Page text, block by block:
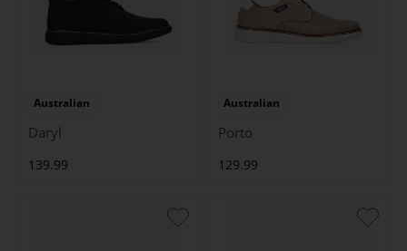
Australian
Daryl
139.99
Australian
Porto
129.99